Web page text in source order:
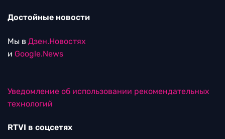
Достойные новости
Мы в Дзен.Новостях
и Google.News
Уведомление об использовании рекомендательных
технологий
RTVI в соцсетях